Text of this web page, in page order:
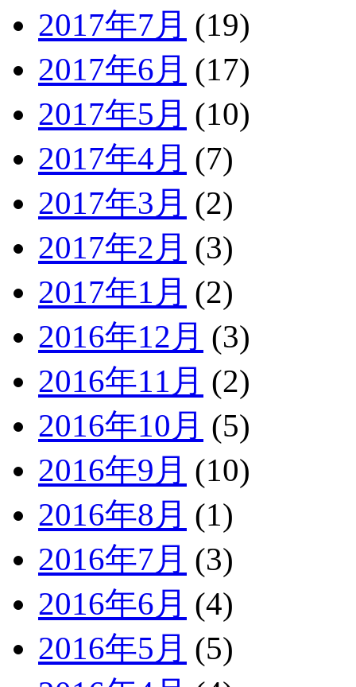
2017年7月 (19)
2017年6月 (17)
2017年5月 (10)
2017年4月 (7)
2017年3月 (2)
2017年2月 (3)
2017年1月 (2)
2016年12月 (3)
2016年11月 (2)
2016年10月 (5)
2016年9月 (10)
2016年8月 (1)
2016年7月 (3)
2016年6月 (4)
2016年5月 (5)